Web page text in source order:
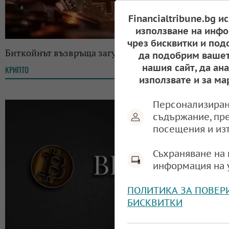
Биткойнът възвръща загубите си от уикенда
КРИПТО 10:35, 08.12.2025
Financialtribune.bg
използване на
чрез бисквитки и
да подобрим
нашия сайт, да
използвате и за
съдържание,
посещения и
Съхраняване
информация на
ПОЛИТИКА ЗА
БИСКВИТКИ